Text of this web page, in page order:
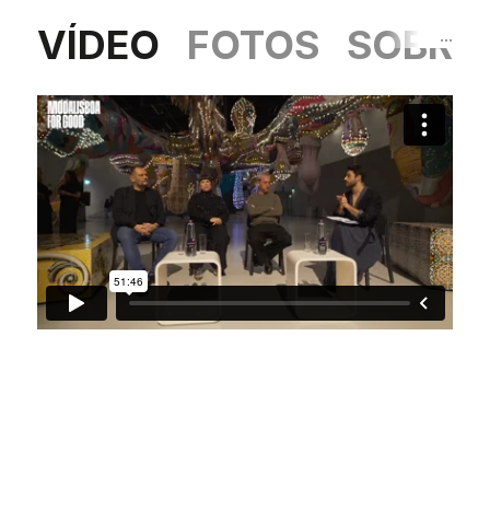
VÍDEO FOTOS SOBRE